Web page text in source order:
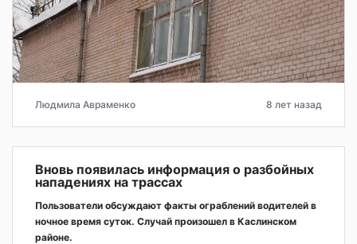
Людмила Авраменко 8 лет назад
Вновь появилась информация о разбойных
нападениях на трассах
Пользователи обсуждают факты ограблений водителей в
ночное время суток. Случай произошел в Каслинском
районе.